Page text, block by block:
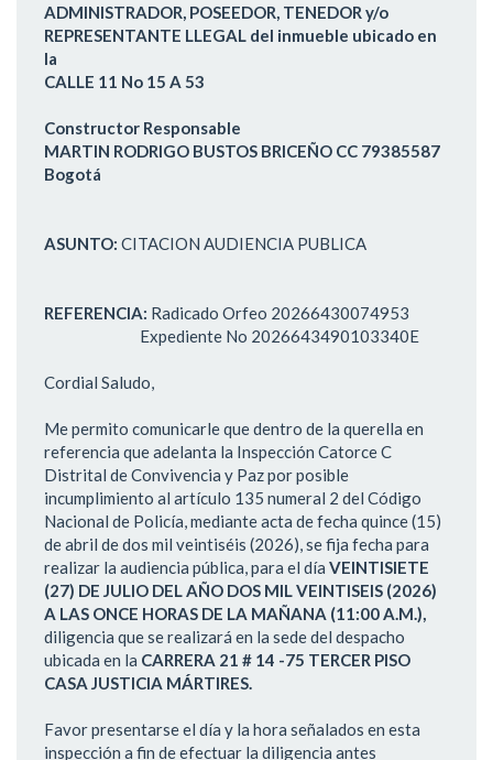
ADMINISTRADOR, POSEEDOR, TENEDOR y/o
REPRESENTANTE LLEGAL del inmueble ubicado en
la
CALLE 11 No 15 A 53
Constructor Responsable
MARTIN RODRIGO BUSTOS BRICEÑO CC 79385587
Bogotá
ASUNTO: CITACION AUDIENCIA PUBLICA
REFERENCIA: Radicado Orfeo 20266430074953
Expediente No 2026643490103340E
Cordial Saludo,
Me permito comunicarle que dentro de la querella en
referencia que adelanta la Inspección Catorce C
Distrital de Convivencia y Paz por posible
incumplimiento al artículo 135 numeral 2 del Código
Nacional de Policía, mediante acta de fecha quince (15)
de abril de dos mil veintiséis (2026), se fija fecha para
realizar la audiencia pública, para el día VEINTISIETE
(27) DE JULIO DEL AÑO DOS MIL VEINTISEIS (2026)
A LAS ONCE HORAS DE LA MAÑANA (11:00 A.M.),
diligencia que se realizará en la sede del despacho
ubicada en la CARRERA 21 # 14 -75 TERCER PISO
CASA JUSTICIA MÁRTIRES.
Favor presentarse el día y la hora señalados en esta
inspección a fin de efectuar la diligencia antes